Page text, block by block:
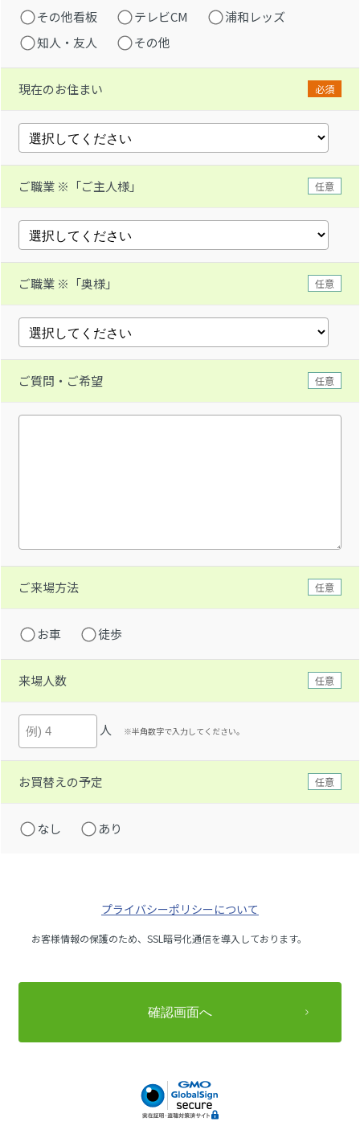
その他看板
テレビCM
浦和レッズ
知人・友人
その他
現在のお住まい 必須
ご職業 ※「ご主人様」 任意
ご職業 ※「奥様」 任意
ご質問・ご希望 任意
ご来場方法 任意
お車 徒歩
来場人数 任意
人 ※半角数字で入力してください。
お買替えの予定 任意
なし あり
プライバシーポリシーについて
お客様情報の保護のため、SSL暗号化通信を導入しております。